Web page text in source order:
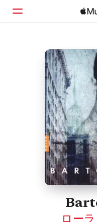
ホーム
見つける
検索
ロー